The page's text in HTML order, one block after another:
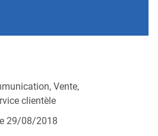
Vente,
clientèle
29/08/2018